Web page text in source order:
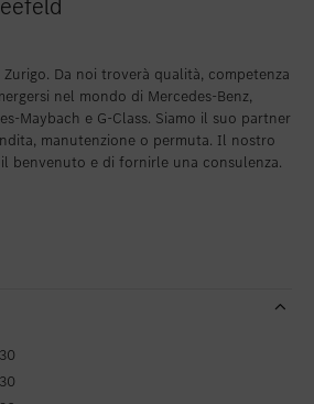
Da noi troverà qualità, competenza
nel mondo di Mercedes-Benz,
Maybach e G-Class. Siamo il suo partner
manutenzione o permuta. Il nostro
benvenuto e di fornirle una consulenza.